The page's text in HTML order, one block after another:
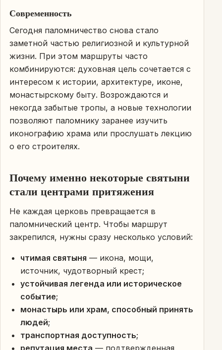
Современность
Сегодня паломничество снова стало
заметной частью религиозной и культурной
жизни. При этом маршруты часто
комбинируются: духовная цель сочетается с
интересом к истории, архитектуре, иконе,
монастырскому быту. Возрождаются и
некогда забытые тропы, а новые технологии
позволяют паломнику заранее изучить
иконографию храма или прослушать лекцию
о его строителях.
Почему именно некоторые святыни
стали центрами притяжения
Не каждая церковь превращается в
паломнический центр. Чтобы маршрут
закрепился, нужны сразу несколько условий:
чтимая святыня — икона, мощи,
источник, чудотворный крест;
устойчивая легенда или историческое
событие;
монастырь или храм, способный принять
людей;
транспортная доступность;
репутация места — подтвержденная